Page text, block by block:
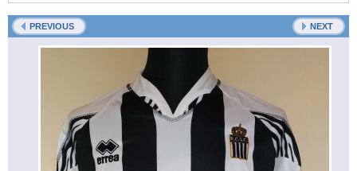
PREVIOUS NEXT